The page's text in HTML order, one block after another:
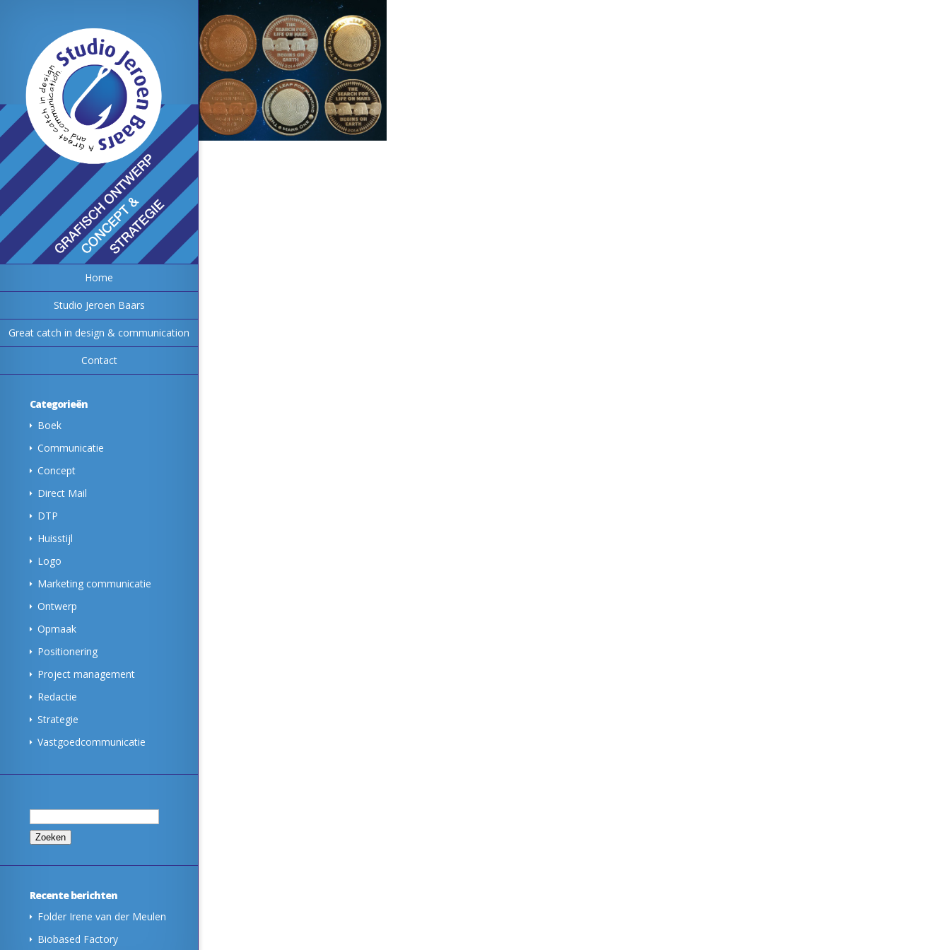
Home
Studio Jeroen Baars
Great catch in design & communication
Contact
Categorieën
Boek
Communicatie
Concept
Direct Mail
DTP
Huisstijl
Logo
Marketing communicatie
Ontwerp
Opmaak
Positionering
Project management
Redactie
Strategie
Vastgoedcommunicatie
Zoeken
naar:
Recente berichten
Folder Irene van der Meulen
Biobased Factory